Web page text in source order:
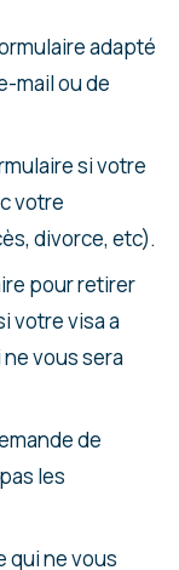
adapté
mail ou de
si votre
votre
divorce, etc).
pour retirer
votre visa a
vous sera
de
les
qui ne vous